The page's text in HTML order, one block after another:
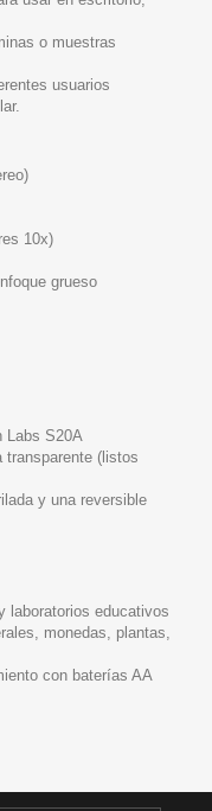
o muestras
usuarios
10x)
grueso
Labs S20A
transparente (listos
y una reversible
laboratorios educativos
monedas, plantas,
con baterías AA